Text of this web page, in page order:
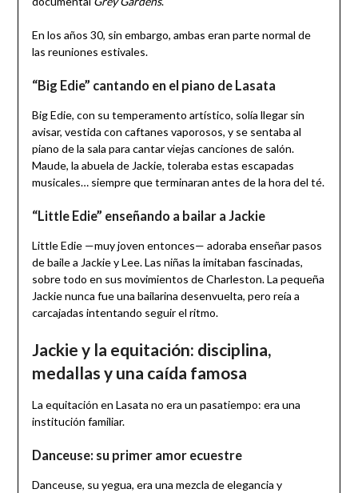
En los años 30, sin embargo, ambas eran parte normal de
las reuniones estivales.
“Big Edie” cantando en el piano de Lasata
Big Edie, con su temperamento artístico, solía llegar sin
avisar, vestida con caftanes vaporosos, y se sentaba al
piano de la sala para cantar viejas canciones de salón.
Maude, la abuela de Jackie, toleraba estas escapadas
musicales… siempre que terminaran antes de la hora del té.
“Little Edie” enseñando a bailar a Jackie
Little Edie —muy joven entonces— adoraba enseñar pasos
de baile a Jackie y Lee. Las niñas la imitaban fascinadas,
sobre todo en sus movimientos de Charleston. La pequeña
Jackie nunca fue una bailarina desenvuelta, pero reía a
carcajadas intentando seguir el ritmo.
Jackie y la equitación: disciplina,
medallas y una caída famosa
La equitación en Lasata no era un pasatiempo: era una
institución familiar.
Danceuse: su primer amor ecuestre
Danceuse, su yegua, era una mezcla de elegancia y